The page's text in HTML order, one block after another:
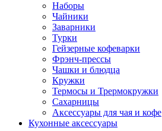
Наборы
Чайники
Заварники
Турки
Гейзерные кофеварки
Фрэнч-прессы
Чашки и блюдца
Кружки
Термосы и Трермокружки
Сахарницы
Аксессуары для чая и кофе
Кухонные аксессуары